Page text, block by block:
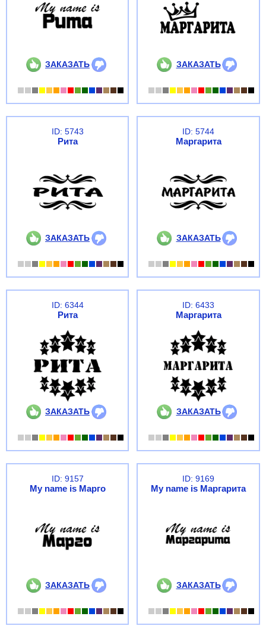
ЗАКАЗАТЬ ЗАКАЗАТЬ
ID: 5743
Рита
ЗАКАЗАТЬ
ID: 5744
Маргарита
ЗАКАЗАТЬ
ID: 6344
Рита
ЗАКАЗАТЬ
ID: 6433
Маргарита
ЗАКАЗАТЬ
ID: 9157
My name is Марго
ЗАКАЗАТЬ
ID: 9169
My name is Маргарита
ЗАКАЗАТЬ